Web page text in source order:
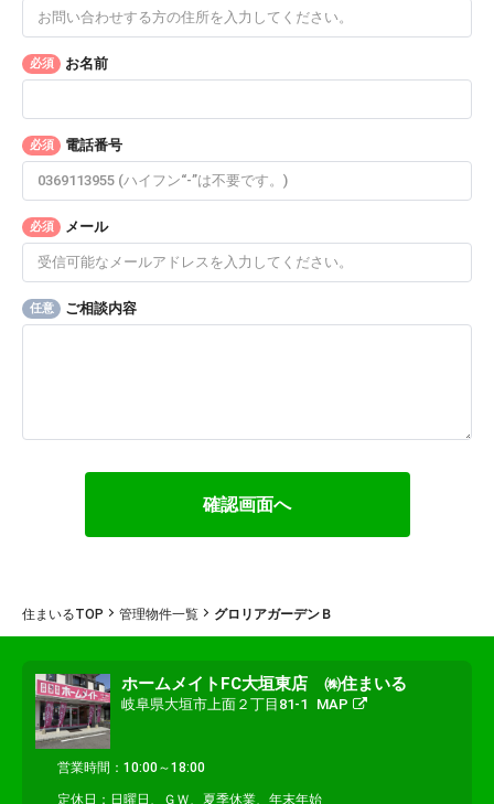
必須 お名前
必須 電話番号
必須 メール
任意 ご相談内容
住まいるTOP 管理物件一覧 グロリアガーデンＢ
ホームメイトFC大垣東店 ㈱住まいる
岐阜県大垣市上面２丁目81-1 MAP
営業時間：10:00～18:00
定休日：日曜日、ＧＷ、夏季休業、年末年始